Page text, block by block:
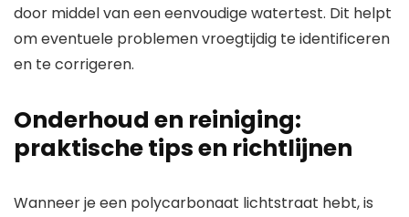
door middel van een eenvoudige watertest. Dit helpt
om eventuele problemen vroegtijdig te identificeren
en te corrigeren.
Onderhoud en reiniging:
praktische tips en richtlijnen
Wanneer je een polycarbonaat lichtstraat hebt, is